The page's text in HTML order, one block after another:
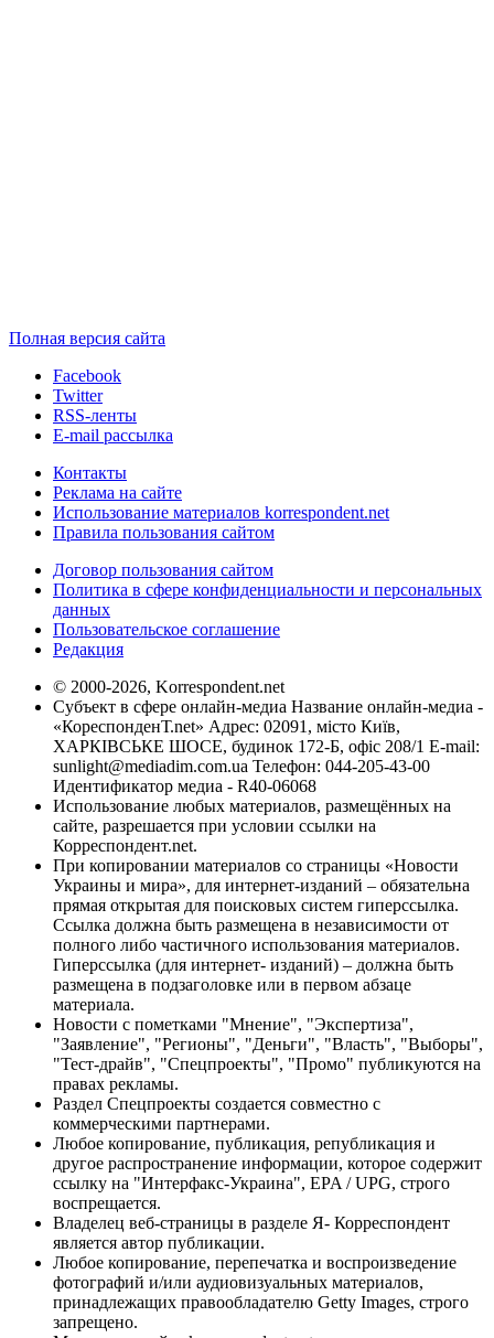
Полная версия сайта
Facebook
Twitter
RSS-ленты
E-mail рассылка
Контакты
Реклама на сайте
Использование материалов korrespondent.net
Правила пользования сайтом
Договор пользования сайтом
Политика в сфере конфиденциальности и персональных
данных
Пользовательское соглашение
Редакция
© 2000-2026, Korrespondent.net
Субъект в сфере онлайн-медиа Название онлайн-медиа -
«КореспонденТ.net» Адрес: 02091, місто Київ,
ХАРКІВСЬКЕ ШОСЕ, будинок 172-Б, офіс 208/1 E-mail:
sunlight@mediadim.com.ua Телефон: 044-205-43-00
Идентификатор медиа - R40-06068
Использование любых материалов, размещённых на
сайте, разрешается при условии ссылки на
Корреспондент.net.
При копировании материалов со страницы «Новости
Украины и мира», для интернет-изданий – обязательна
прямая открытая для поисковых систем гиперссылка.
Ссылка должна быть размещена в независимости от
полного либо частичного использования материалов.
Гиперссылка (для интернет- изданий) – должна быть
размещена в подзаголовке или в первом абзаце
материала.
Новости с пометками "Мнение", "Экспертиза",
"Заявление", "Регионы", "Деньги", "Власть", "Выборы",
"Тест-драйв", "Спецпроекты", "Промо" публикуются на
правах рекламы.
Раздел Спецпроекты создается совместно с
коммерческими партнерами.
Любое копирование, публикация, републикация и
другое распространение информации, которое содержит
ссылку на "Интерфакс-Украина", EPA / UPG, строго
воспрещается.
Владелец веб-страницы в разделе Я- Корреспондент
является автор публикации.
Любое копирование, перепечатка и воспроизведение
фотографий и/или аудиовизуальных материалов,
принадлежащих правообладателю Getty Images, строго
запрещено.